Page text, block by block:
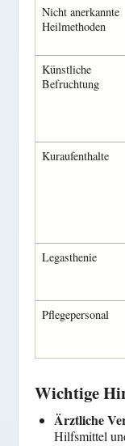
Nicht anerkannte
Heilmethoden
Künstliche
Befruchtung
Kuraufenthalte
Legasthenie
Pflegepersonal
Wichtige
Ärztliche
Hilfsmittel